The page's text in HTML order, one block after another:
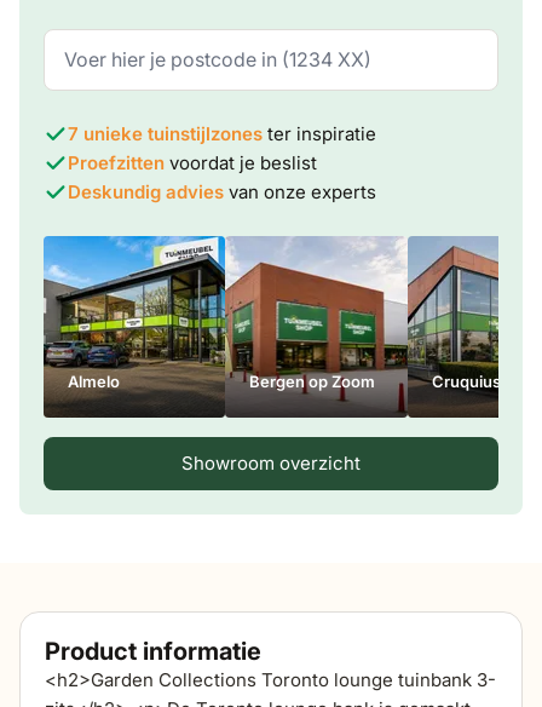
7 unieke tuinstijlzones ter inspiratie
Proefzitten voordat je beslist
Deskundig advies van onze experts
Almelo Bergen op Zoom Cruquius
Showroom overzicht
Product informatie
<h2>Garden Collections Toronto lounge tuinbank 3-